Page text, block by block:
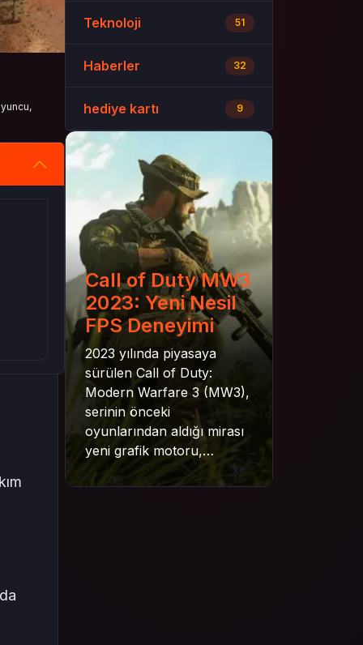
Teknoloji 51
Haberler 32
hediye kartı 9
Call of Duty MW3
2023: Yeni Nesil
FPS Deneyimi
2023 yılında piyasaya
sürülen Call of Duty:
Modern Warfare 3 (MW3),
serinin önceki
oyunlarından aldığı mirası
yeni grafik motoru,
mekanik gelişimler ve daha
derin senaryo yapısıyla